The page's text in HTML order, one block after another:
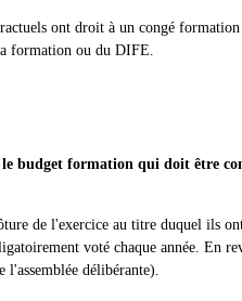
ont droit à un congé
formation ou du DIFE.
budget formation qui doit être
de l'exercice au titre duquel ils
voté chaque année. En
l'assemblée délibérante).